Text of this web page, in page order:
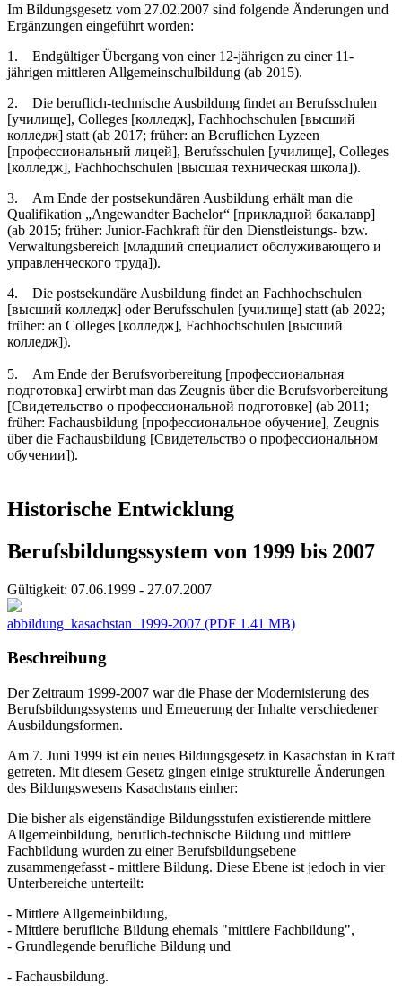
Im Bildungsgesetz vom 27.02.2007 sind folgende Änderungen und
Ergänzungen eingeführt worden:
1. Endgültiger Übergang von einer 12-jährigen zu einer 11-
jährigen mittleren Allgemeinschulbildung (ab 2015).
2. Die beruflich-technische Ausbildung findet an Berufsschulen
[училище], Colleges [колледж], Fachhochschulen [высший
колледж] statt (ab 2017; früher: an Beruflichen Lyzeen
[профессиональный лицей], Berufsschulen [училище], Colleges
[колледж], Fachhochschulen [высшая техническая школа]).
3. Am Ende der postsekundären Ausbildung erhält man die
Qualifikation „Angewandter Bachelor“ [прикладной бакалавр]
(ab 2015; früher: Junior-Fachkraft für den Dienstleistungs- bzw.
Verwaltungsbereich [младший специалист обслуживающего и
управленческого труда]).
4. Die postsekundäre Ausbildung findet an Fachhochschulen
[высший колледж] oder Berufsschulen [училище] statt (ab 2022;
früher: an Colleges [колледж], Fachhochschulen [высший
колледж]).
5. Am Ende der Berufsvorbereitung [профессиональная
подготовка] erwirbt man das Zeugnis über die Berufsvorbereitung
[Свидетельство о профессиональной подготовке] (ab 2011;
früher: Fachausbildung [профессиональное обучение], Zeugnis
über die Fachausbildung [Cвидетельство о профессиональном
обучении]).
Historische Entwicklung
Berufsbildungssystem von 1999 bis 2007
Gültigkeit: 07.06.1999 - 27.07.2007
abbildung_kasachstan_1999-2007 (PDF 1.41 MB)
Beschreibung
Der Zeitraum 1999-2007 war die Phase der Modernisierung des
Berufsbildungssystems und Erneuerung der Inhalte verschiedener
Ausbildungsformen.
Am 7. Juni 1999 ist ein neues Bildungsgesetz in Kasachstan in Kraft
getreten. Mit diesem Gesetz gingen einige strukturelle Änderungen
des Bildungswesens Kasachstans einher:
Die bisher als eigenständige Bildungsstufen existierende mittlere
Allgemeinbildung, beruflich-technische Bildung und mittlere
Fachbildung wurden zu einer Berufsbildungsebene
zusammengefasst - mittlere Bildung. Diese Ebene ist jedoch in vier
Unterbereiche unterteilt:
- Mittlere Allgemeinbildung,
- Mittlere berufliche Bildung ehemals "mittlere Fachbildung",
- Grundlegende berufliche Bildung und
- Fachausbildung.